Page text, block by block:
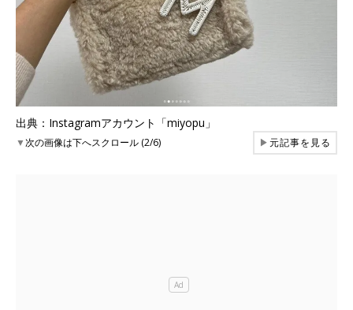
出典：Instagramアカウント「miyopu」
▼次の画像は下へスクロール (2/6) ▶元記事を見る